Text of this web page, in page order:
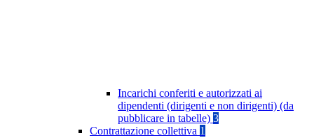
Incarichi conferiti e autorizzati ai
dipendenti (dirigenti e non dirigenti) (da
pubblicare in tabelle) 3
Contrattazione collettiva 1